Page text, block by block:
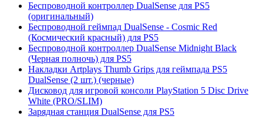
Беспроводной контроллер DualSense для PS5
(оригинальный)
Беспроводной геймпад DualSense - Cosmic Red
(Космический красный) для PS5
Беспроводной контроллер DualSense Midnight Black
(Черная полночь) для PS5
Накладки Artplays Thumb Grips для геймпада PS5
DualSense (2 шт.) (черные)
Дисковод для игровой консоли PlayStation 5 Disc Drive
White (PRO/SLIM)
Зарядная станция DualSense для PS5